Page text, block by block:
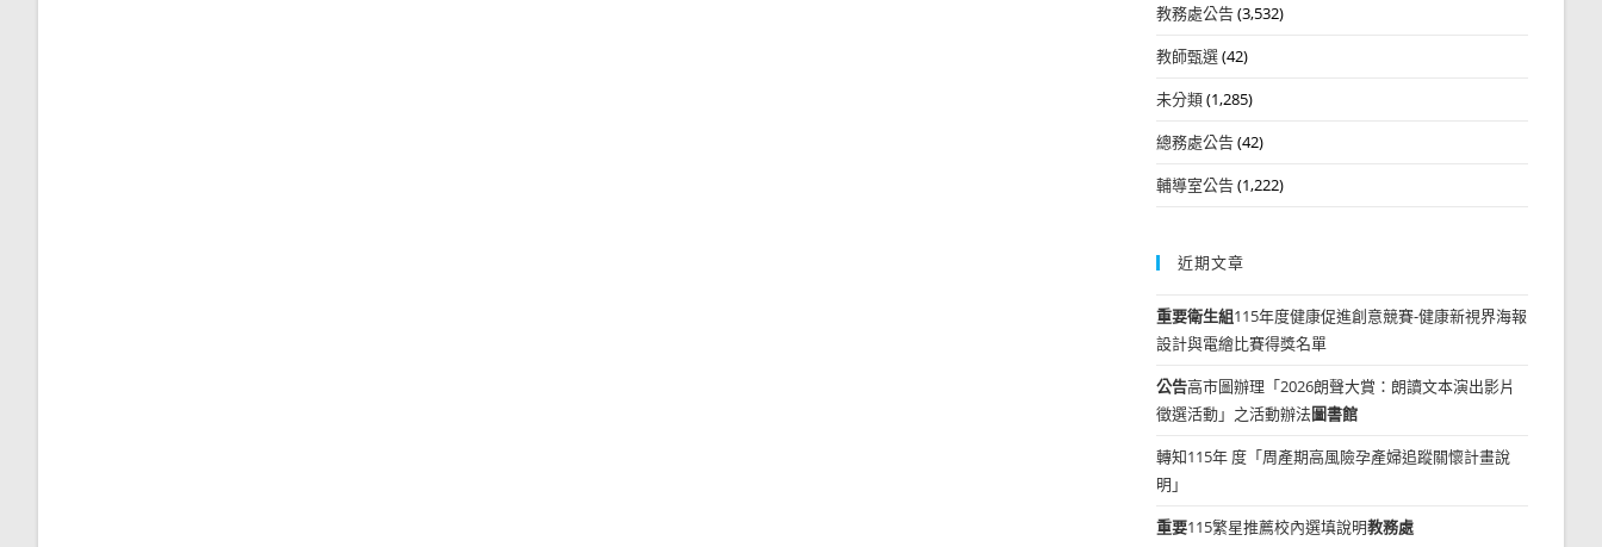
教務處公告(3,532)
教師甄選(42)
未分類(1,285)
總務處公告(42)
輔導室公告(1,222)
近期文章
重要衛生組115年度健康促進創意競賽-健康新視界海報
設計與電繪比賽得獎名單
公告高市圖辦理「2026朗聲大賞：朗讀文本演出影片
徵選活動」之活動辦法圖書館
轉知115年 度「周產期高風險孕產婦追蹤關懷計畫說
明」
重要115繁星推薦校內選填說明教務處